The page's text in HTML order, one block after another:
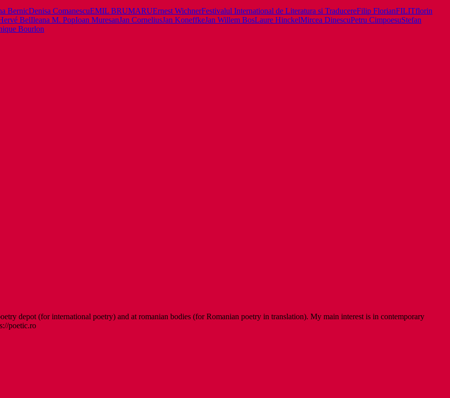
BernicDenisa ComanescuEMIL BRUMARUErnest WichnerFestivalul International de Literatura si TraducereFilip FlorianFILITflorin
BelIleana M. PopIoan MuresanJan CorneliusJan KoneffkeJan Willem BosLaure HinckelMircea DinescuPetru CimpoesuStefan
Bourlon
depot (for international poetry) and at romanian bodies (for Romanian poetry in translation). My main interest is in contemporary
poetic.ro